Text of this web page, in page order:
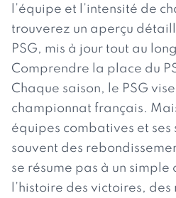
l’équipe et l’intensité de
trouverez un aperçu
PSG, mis à jour tout au
Comprendre la place du
Chaque saison, le PSG
championnat français.
équipes combatives et ses
souvent des
se résume pas à un simple
l’histoire des victoires, des